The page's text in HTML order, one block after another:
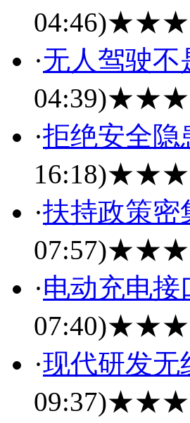
04:46)★★★
·无人驾驶不
04:39)★★★
·拒绝安全隐
16:18)★★★
·扶持政策密
07:57)★★★
·电动充电接
07:40)★★★
·现代研发无
09:37)